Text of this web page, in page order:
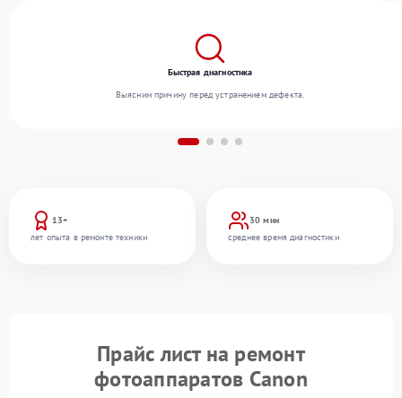
13+
лет опыта в ремонте техники
30 мин
среднее время диагностики
Быстрая диагностика
Выясним причину перед устранением дефекта.
Прайс лист на ремонт
фотоаппаратов Canon